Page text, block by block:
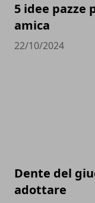
5 idee
amica
22/10/2024
Dente del
adottare